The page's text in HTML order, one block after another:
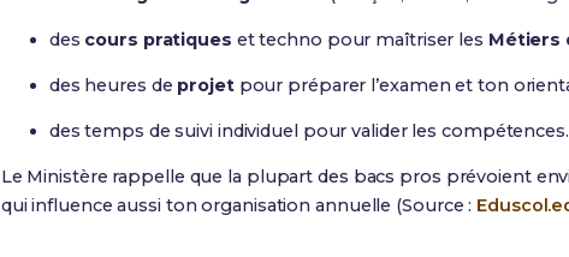
des cours pratiques et techno pour maîtriser les Métiers
des heures de projetpour préparer l’examen et ton
des temps de suivi individuel pour valider les compétences.
Le Ministère rappelle que la plupart des bacs pros prévoient
qui influence aussi ton organisation annuelle (Source :